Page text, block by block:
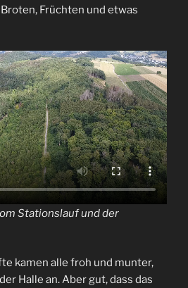
Früchten und etwas
Stationslauf und der
kamen alle froh und munter,
Halle an. Aber gut, dass das